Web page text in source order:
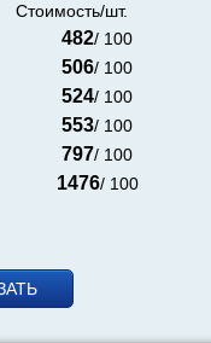
Стоимость/шт.
482/ 100
506/ 100
524/ 100
553/ 100
797/ 100
1476/ 100